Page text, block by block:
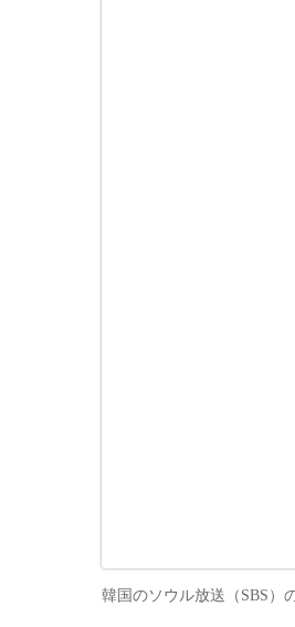
韓国のソウル放送（SBS）